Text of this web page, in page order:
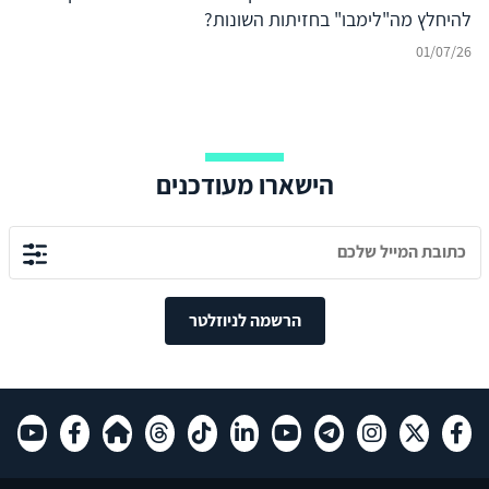
להיחלץ מה"לימבו" בחזיתות השונות?
01/07/26
הישארו מעודכנים
הרשמה לניוזלטר